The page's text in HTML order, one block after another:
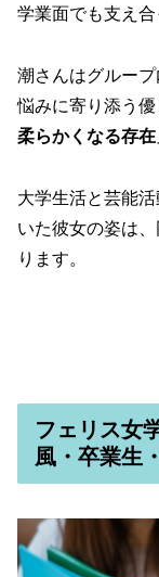
学業面でも支え合
潮さんはグルー
悩みに寄り添う
柔らかくなる存在
大学生活と芸能
いた彼女の姿は
ります。
フェリス女
風・卒業生